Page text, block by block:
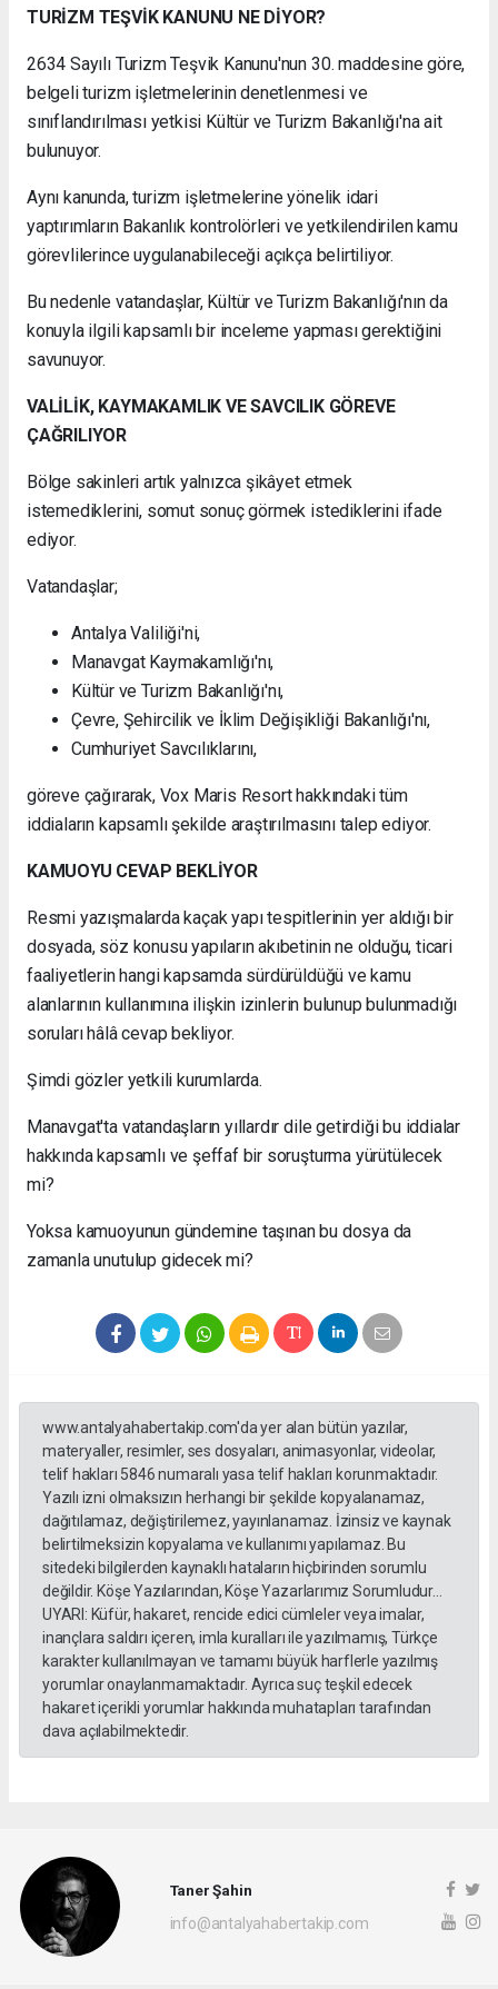
TURİZM TEŞVİK KANUNU NE DİYOR?
2634 Sayılı Turizm Teşvik Kanunu'nun 30. maddesine göre,
belgeli turizm işletmelerinin denetlenmesi ve
sınıflandırılması yetkisi Kültür ve Turizm Bakanlığı'na ait
bulunuyor.
Aynı kanunda, turizm işletmelerine yönelik idari
yaptırımların Bakanlık kontrolörleri ve yetkilendirilen kamu
görevlilerince uygulanabileceği açıkça belirtiliyor.
Bu nedenle vatandaşlar, Kültür ve Turizm Bakanlığı'nın da
konuyla ilgili kapsamlı bir inceleme yapması gerektiğini
savunuyor.
VALİLİK, KAYMAKAMLIK VE SAVCILIK GÖREVE
ÇAĞRILIYOR
Bölge sakinleri artık yalnızca şikâyet etmek
istemediklerini, somut sonuç görmek istediklerini ifade
ediyor.
Vatandaşlar;
Antalya Valiliği'ni,
Manavgat Kaymakamlığı'nı,
Kültür ve Turizm Bakanlığı'nı,
Çevre, Şehircilik ve İklim Değişikliği Bakanlığı'nı,
Cumhuriyet Savcılıklarını,
göreve çağırarak, Vox Maris Resort hakkındaki tüm
iddiaların kapsamlı şekilde araştırılmasını talep ediyor.
KAMUOYU CEVAP BEKLİYOR
Resmi yazışmalarda kaçak yapı tespitlerinin yer aldığı bir
dosyada, söz konusu yapıların akıbetinin ne olduğu, ticari
faaliyetlerin hangi kapsamda sürdürüldüğü ve kamu
alanlarının kullanımına ilişkin izinlerin bulunup bulunmadığı
soruları hâlâ cevap bekliyor.
Şimdi gözler yetkili kurumlarda.
Manavgat'ta vatandaşların yıllardır dile getirdiği bu iddialar
hakkında kapsamlı ve şeffaf bir soruşturma yürütülecek
mi?
Yoksa kamuoyunun gündemine taşınan bu dosya da
zamanla unutulup gidecek mi?
www.antalyahabertakip.com'da yer alan bütün yazılar,
materyaller, resimler, ses dosyaları, animasyonlar, videolar,
telif hakları 5846 numaralı yasa telif hakları korunmaktadır.
Yazılı izni olmaksızın herhangi bir şekilde kopyalanamaz,
dağıtılamaz, değiştirilemez, yayınlanamaz. İzinsiz ve kaynak
belirtilmeksizin kopyalama ve kullanımı yapılamaz. Bu
sitedeki bilgilerden kaynaklı hataların hiçbirinden sorumlu
değildir. Köşe Yazılarından, Köşe Yazarlarımız Sorumludur...
UYARI: Küfür, hakaret, rencide edici cümleler veya imalar,
inançlara saldırı içeren, imla kuralları ile yazılmamış, Türkçe
karakter kullanılmayan ve tamamı büyük harflerle yazılmış
yorumlar onaylanmamaktadır. Ayrıca suç teşkil edecek
hakaret içerikli yorumlar hakkında muhatapları tarafından
dava açılabilmektedir.
Taner Şahin
info@antalyahabertakip.com